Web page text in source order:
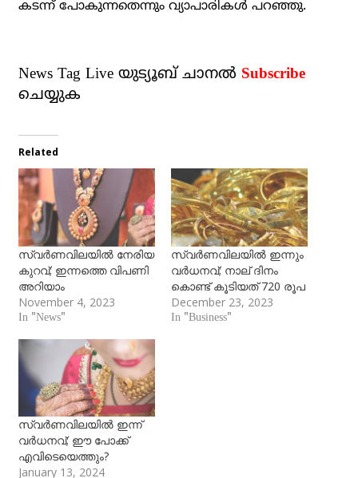
കടന്ന് പോകുന്നതെന്നും വ്യാപാരികള്‍ പറഞ്ഞു.
News Tag Live യുട്യൂബ് ചാനല്‍ Subscribe
ചെയ്യുക
Related
സ്വര്‍ണവിലയില്‍ നേരിയ
കുറവ്; ഇന്നത്തെ വിപണി
അറിയാം
November 4, 2023
In "News"
സ്വര്‍ണവിലയില്‍ ഇന്നും
വര്‍ധനവ്; നാല് ദിനം
കൊണ്ട് കൂടിയത് 720 രൂപ
December 23, 2023
In "Business"
സ്വര്‍ണവിലയില്‍ ഇന്ന്
വര്‍ധനവ്; ഈ പോക്ക്
എവിടെയെത്തും?
January 13, 2024